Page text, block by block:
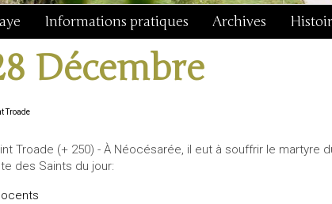
Informations pratiques Archives
Décembre
Troade
Troade (+ 250) - À Néocésarée, il eut à souffrir le martyre
des Saints du jour: